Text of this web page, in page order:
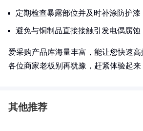
定期检查暴露部位并及时补涂防护漆
避免与铜制品直接接触引发电偶腐蚀
爱采购产品库海量丰富，能让您快速高
各位商家老板别再犹豫，赶紧体验起来
其他推荐